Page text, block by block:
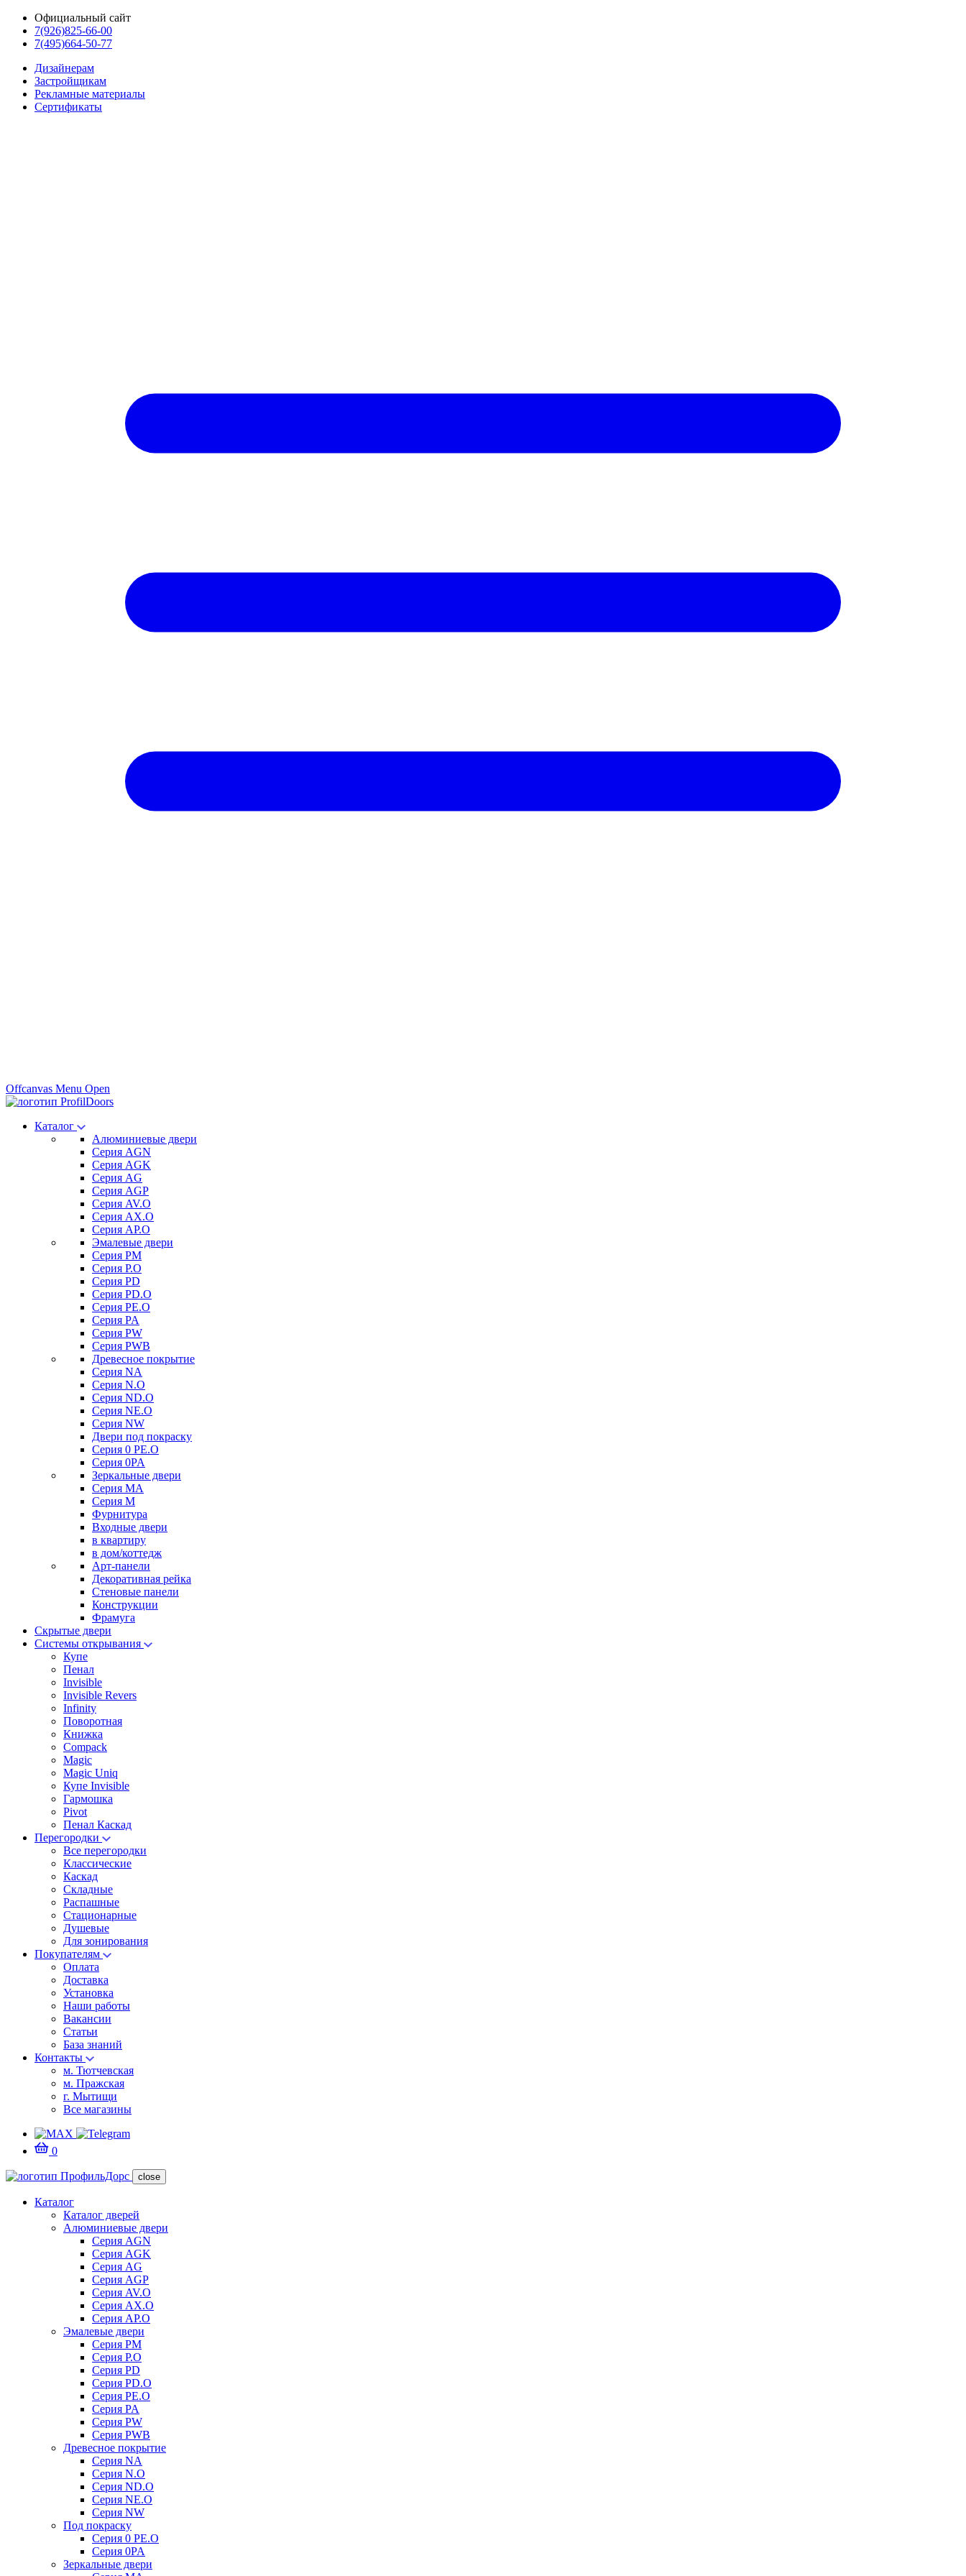
Официальный сайт
7(926)825-66-00
7(495)664-50-77
Дизайнерам
Застройщикам
Рекламные материалы
Сертификаты
Offcanvas Menu Open
Каталог
Алюминиевые двери
Серия AGN
Серия AGK
Серия AG
Серия AGP
Серия AV.O
Серия AX.O
Серия AP.O
Эмалевые двери
Серия PM
Серия P.O
Серия PD
Серия PD.O
Серия PE.O
Серия PA
Серия PW
Серия PWB
Древесное покрытие
Серия NA
Серия N.O
Серия ND.O
Серия NE.O
Серия NW
Двери под покраску
Серия 0 PE.O
Серия 0PA
Зеркальные двери
Серия MA
Серия M
Фурнитура
Входные двери
в квартиру
в дом/коттедж
Арт-панели
Декоративная рейка
Стеновые панели
Конструкции
Фрамуга
Скрытые двери
Системы открывания
Купе
Пенал
Invisible
Invisible Revers
Infinity
Поворотная
Книжка
Compack
Magic
Magic Uniq
Купе Invisible
Гармошка
Pivot
Пенал Каскад
Перегородки
Все перегородки
Классические
Каскад
Складные
Распашные
Стационарные
Душевые
Для зонирования
Покупателям
Оплата
Доставка
Установка
Наши работы
Вакансии
Статьи
База знаний
Контакты
м. Тютчевская
м. Пражская
г. Мытищи
Все магазины
0
close
Каталог
Каталог дверей
Алюминиевые двери
Серия AGN
Серия AGK
Серия AG
Серия AGP
Серия AV.O
Серия AX.O
Серия AP.O
Эмалевые двери
Серия PM
Серия P.O
Серия PD
Серия PD.O
Серия PE.O
Серия PA
Серия PW
Серия PWB
Древесное покрытие
Серия NA
Серия N.O
Серия ND.O
Серия NE.O
Серия NW
Под покраску
Серия 0 PE.O
Серия 0PA
Зеркальные двери